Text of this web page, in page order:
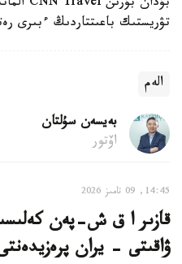
تۋريستىك باعىتتاردىڭ ءبىرى
الەم
بەيسەن سۇلتان
اۆتور
14:45, 09 تامىز 2026
قازىر ا ق ش-پەن
ۋاقىتى - يران